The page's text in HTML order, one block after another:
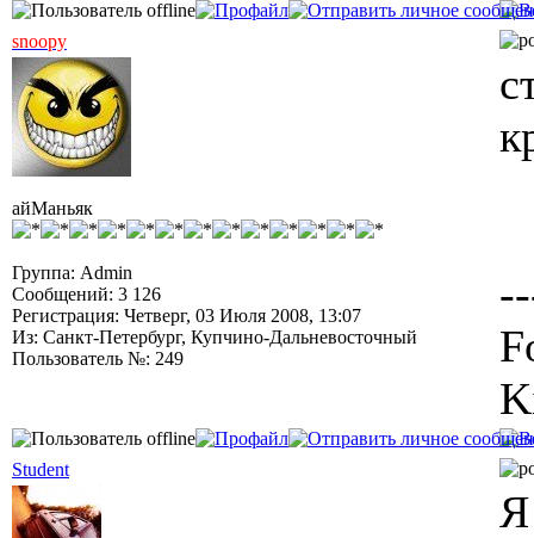
snoopy
айМаньяк
Группа: Admin
Сообщений: 3 126
Регистрация: Четверг, 03 Июля 2008, 13:07
Из: Санкт-Петербург, Купчино-Дальневосточный
Пользователь №: 249
Student
Я